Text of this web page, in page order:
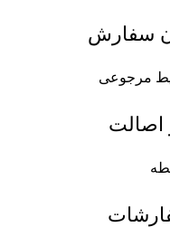
سفارش
مرجوعی
اصالت